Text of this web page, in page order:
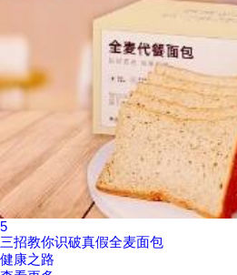
5
三招教你识破真假全麦面包
健康之路